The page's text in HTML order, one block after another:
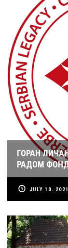
ГОРАН
РАДОМ
JULY 10.